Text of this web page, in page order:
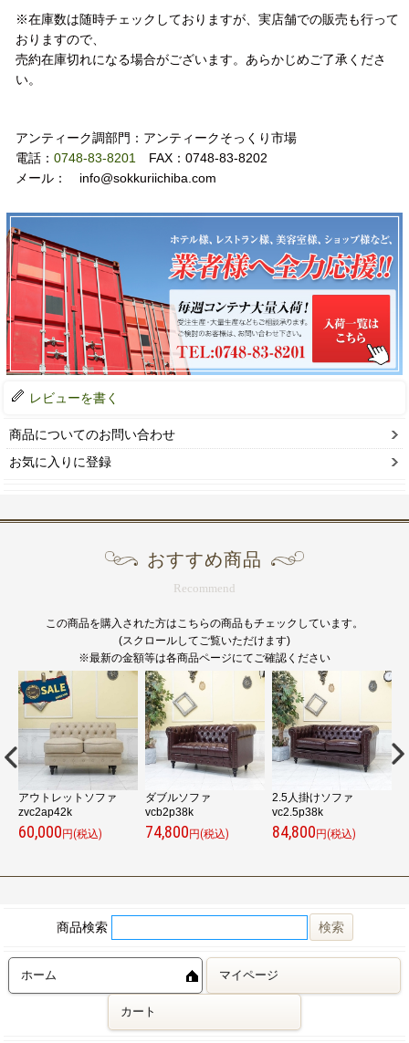
※在庫数は随時チェックしておりますが、実店舗での販売も行って
おりますので、
売約在庫切れになる場合がございます。あらかじめご了承くださ
い。
アンティーク調部門：アンティークそっくり市場
電話： 0748-83-8201 FAX：0748-83-8202
メール： info@sokkuriichiba.com
レビューを書く
商品についてのお問い合わせ
お気に入りに登録
おすすめ商品
Recommend
この商品を購入された方はこちらの商品もチェックしています。
(スクロールしてご覧いただけます)
※最新の金額等は各商品ページにてご確認ください
アウトレットソファ
zvc2ap42k
60,000円(税込)
ダブルソファ
vcb2p38k
74,800円(税込)
2.5人掛けソファ
vc2.5p38k
84,800円(税込)
商品検索
ホーム マイページ
カート